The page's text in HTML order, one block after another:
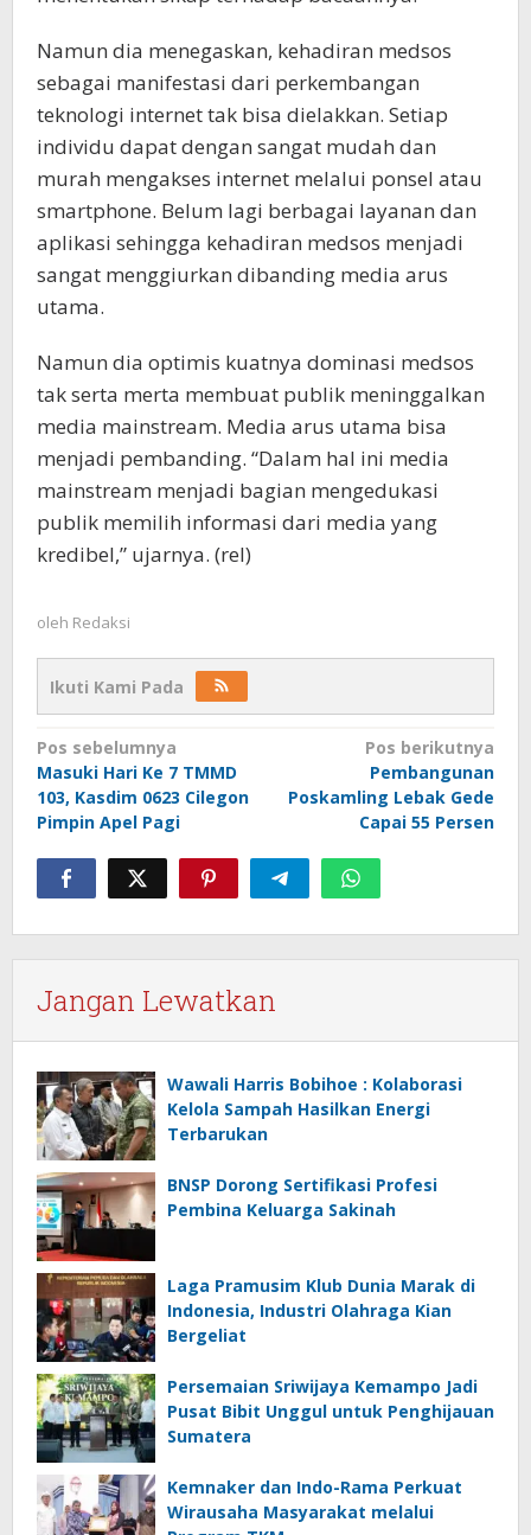
Namun dia menegaskan, kehadiran medsos
sebagai manifestasi dari perkembangan
teknologi internet tak bisa dielakkan. Setiap
individu dapat dengan sangat mudah dan
murah mengakses internet melalui ponsel atau
smartphone. Belum lagi berbagai layanan dan
aplikasi sehingga kehadiran medsos menjadi
sangat menggiurkan dibanding media arus
utama.
Namun dia optimis kuatnya dominasi medsos
tak serta merta membuat publik meninggalkan
media mainstream. Media arus utama bisa
menjadi pembanding. “Dalam hal ini media
mainstream menjadi bagian mengedukasi
publik memilih informasi dari media yang
kredibel,” ujarnya. (rel)
oleh Redaksi
Ikuti Kami Pada
Navigasi
pos
Pos sebelumnya
Masuki Hari Ke 7 TMMD
103, Kasdim 0623 Cilegon
Pimpin Apel Pagi
Pos berikutnya
Pembangunan
Poskamling Lebak Gede
Capai 55 Persen
Jangan Lewatkan
Wawali Harris Bobihoe : Kolaborasi
Kelola Sampah Hasilkan Energi
Terbarukan
BNSP Dorong Sertifikasi Profesi
Pembina Keluarga Sakinah
Laga Pramusim Klub Dunia Marak di
Indonesia, Industri Olahraga Kian
Bergeliat
Persemaian Sriwijaya Kemampo Jadi
Pusat Bibit Unggul untuk Penghijauan
Sumatera
Kemnaker dan Indo-Rama Perkuat
Wirausaha Masyarakat melalui